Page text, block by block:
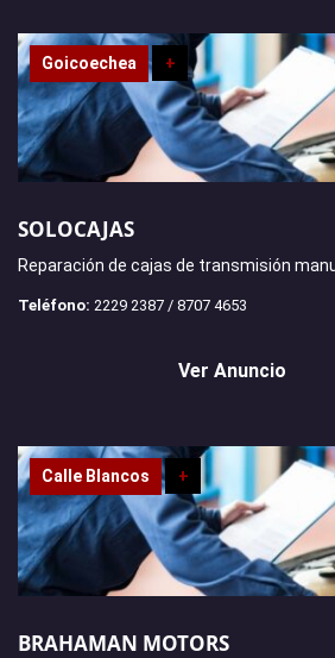
Goicoechea +
SOLOCAJAS
Reparación de cajas de transmisión
Teléfono: 2229 2387 / 8707 4653
Ver Anuncio
Calle Blancos +
BRAHAMAN MOTORS